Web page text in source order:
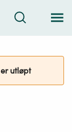
Søk
utløpt